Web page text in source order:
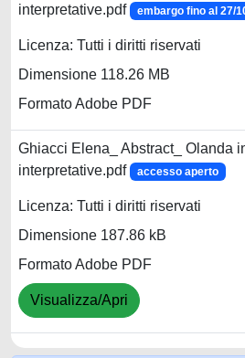
interpretative.pdf
embargo fino al 27/
Licenza: Tutti i diritti riservati
Dimensione 118.26 MB
Formato Adobe PDF
Ghiacci Elena_ Abstract_ Olanda
interpretative.pdf
accesso aperto
Licenza: Tutti i diritti riservati
Dimensione 187.86 kB
Formato Adobe PDF
Visualizza/Apri